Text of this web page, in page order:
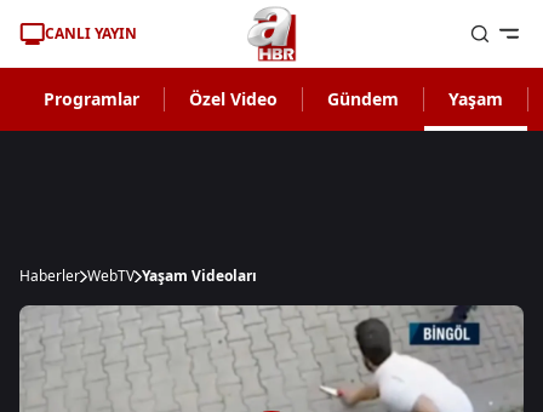
CANLI YAYIN
Programlar Özel Video Gündem Yaşam
Haberler WebTV Yaşam Videoları